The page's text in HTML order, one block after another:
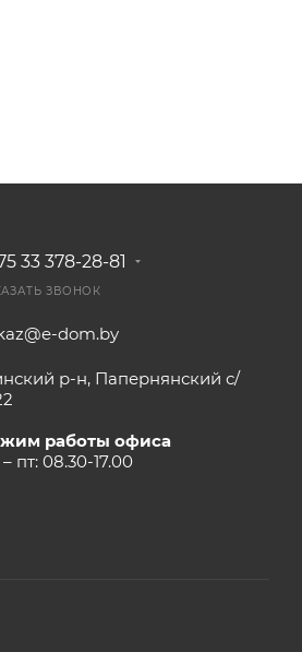
33 378-28-81
ЗВОНОК
dom.by
р-н, Папернянский с/
работы офиса
пт: 08.30-17.00